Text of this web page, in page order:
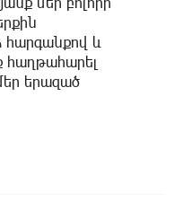
և
հաղթահարել
երազած